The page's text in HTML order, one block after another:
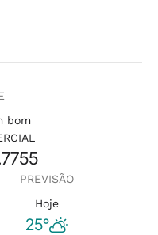
bom
PREVISÃO
Hoje
25°